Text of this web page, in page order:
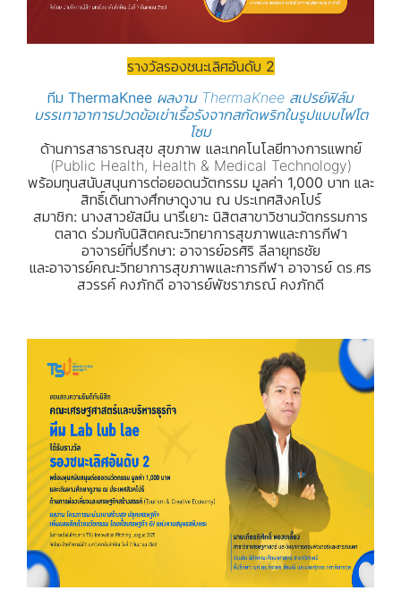
รางวัลรองชนะเลิศอันดับ 2
ทีม ThermaKnee ผลงาน ThermaKnee สเปรย์ฟิล์ม
บรรเทาอาการปวดข้อเข่าเรื้อรังจากสกัดพริกในรูปแบบไฟโต
โซม
ด้านการสาธารณสุข สุขภาพ และเทคโนโลยีทางการแพทย์
(Public Health, Health & Medical Technology)
พร้อมทุนสนับสนุนการต่อยอดนวัตกรรม มูลค่า 1,000 บาท และ
สิทธิ์เดินทางศึกษาดูงาน ณ ประเทศสิงคโปร์
สมาชิก: นางสาวยัสมีน นารีเยาะ นิสิตสาขาวิชานวัตกรรมการ
ตลาด ร่วมกับนิสิตคณะวิทยาการสุขภาพและการกีฬา
อาจารย์ที่ปรึกษา: อาจารย์อรศิริ ลีลายุทธชัย
และอาจารย์คณะวิทยาการสุขภาพและการกีฬา อาจารย์ ดร.ศร
สวรรค์ คงภักดี อาจารย์พัชราภรณ์ คงภักดี